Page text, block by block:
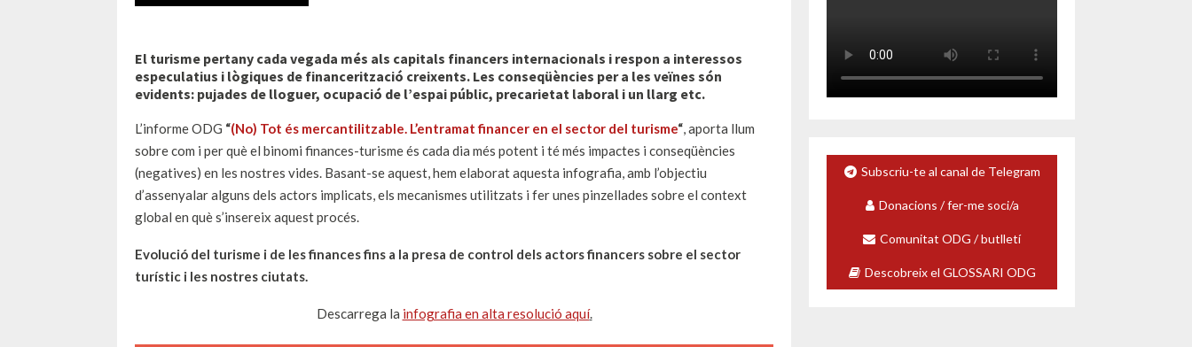
El turisme pertany cada vegada més als capitals financers internacionals i respon a interessos
especulatius i lògiques de financerització creixents. Les conseqüències per a les veïnes són
evidents: pujades de lloguer, ocupació de l’espai públic, precarietat laboral i un llarg etc.
L’informe ODG “(No) Tot és mercantilitzable. L’entramat financer en el sector del turisme“ , aporta llum
sobre com i per què el binomi finances-turisme és cada dia més potent i té més impactes i conseqüències
(negatives) en les nostres vides. Basant-se aquest, hem elaborat aquesta infografia, amb l’objectiu
d’assenyalar alguns dels actors implicats, els mecanismes utilitzats i fer unes pinzellades sobre el context
global en què s’insereix aquest procés.
Evolució del turisme i de les finances fins a la presa de control dels actors financers sobre el sector
turístic i les nostres ciutats.
Descarrega la infografia en alta resolució aquí.
Subscriu-te al canal de Telegram
Donacions / fer-me soci/a
Comunitat ODG / butlletí
Descobreix el GLOSSARI ODG